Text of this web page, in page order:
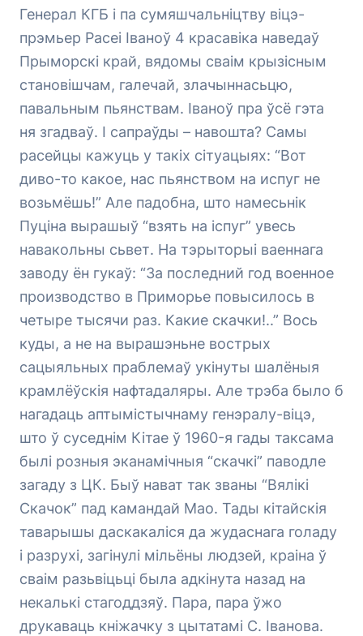
Генерал КГБ і па сумяшчальніцтву віцэ-
прэмьер Расеі Іваноў 4 красавіка наведаў
Прыморскі край, вядомы сваім крызісным
становішчам, галечай, злачыннасьцю,
павальным пьянствам. Іваноў пра ўсё гэта
ня згадваў. І сапраўды – навошта? Самы
расейцы кажуць у такіх сітуацыях: “Вот
диво-то какое, нас пьянством на испуг не
возьмёшь!” Але падобна, што намесьнік
Пуціна вырашыў “взять на іспуг” увесь
навакольны сьвет. На тэрыторыі ваеннага
заводу ён гукаў: “За последний год военное
производство в Приморье повысилось в
четыре тысячи раз. Какие скачки!..” Вось
куды, а не на вырашэньне вострых
сацыяльных праблемаў укінуты шалёныя
крамлёўскія нафтадаляры. Але трэба было б
нагадаць аптымістычнаму генэралу-віцэ,
што ў суседнім Кітае ў 1960-я гады таксама
былі розныя эканамічныя “скачкі” паводле
загаду з ЦК. Быў нават так званы “Вялікі
Скачок” пад камандай Мао. Тады кітайскія
таварышы даскакаліся да жудаснага голаду
і разрухі, загінулі мільёны людзей, краіна ў
сваім разьвіцьці была адкінута назад на
некалькі стагоддзяў. Пара, пара ўжо
друкаваць кніжачку з цытатамі С. Іванова.